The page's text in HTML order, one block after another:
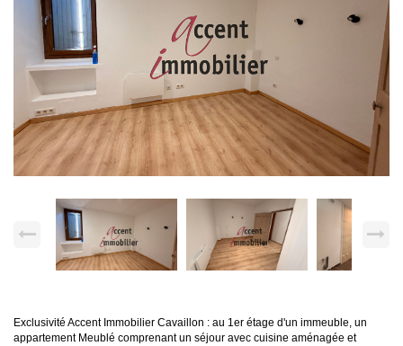
Exclusivité Accent Immobilier Cavaillon : au 1er étage d'un immeuble, un
appartement Meublé comprenant un séjour avec cuisine aménagée et